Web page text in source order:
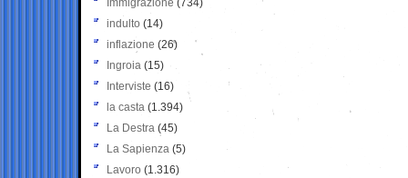
Immigrazione (734)
indulto (14)
inflazione (26)
Ingroia (15)
Interviste (16)
la casta (1.394)
La Destra (45)
La Sapienza (5)
Lavoro (1.316)